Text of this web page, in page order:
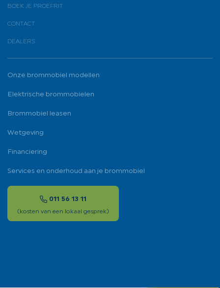
BOEK JE PROEFRIT
CONTACT
DEALERS
Onze brommobiel modellen
Elektrische brommobielen
Brommobiel leasen
Wetgeving
Financiering
Services en onderhoud aan je brommobiel
011 56 13 11
(kosten van een lokaal gesprek)